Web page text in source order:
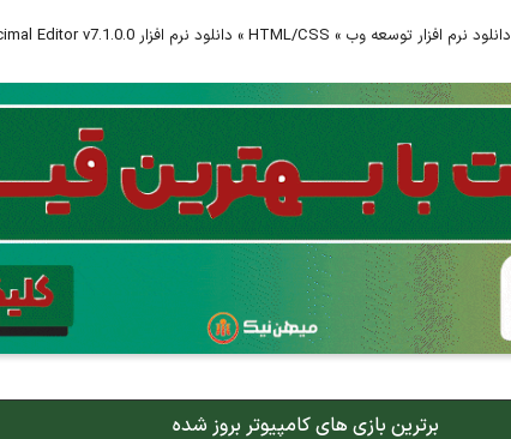
دانلود نرم افزار توسعه وب »
HTML/CSS
» دانلود نرم افزار MiTeC Hexadecimal Editor v7.1.0.0
برترین بازی های کامپیوتر بروز شده